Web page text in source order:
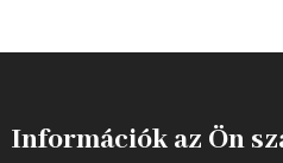
Információk az Ön